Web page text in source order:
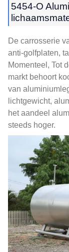
5454-O
De carrosserie
anti-golfplaten,
Momenteel, Tot
markt behoort
van
lichtgewicht,
het aandeel
steeds hoger.